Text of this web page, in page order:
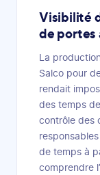
Visibilité
de portes
La
Salco pour
rendait
des temps
contrôle des
de temps à
comprendre